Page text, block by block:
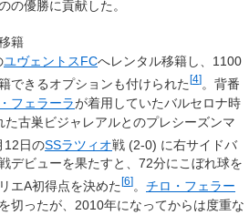
の優勝に貢献した。
籍
ユヴェントスFCへレンタル移籍し、1100
できるオプションも付けられた[4]。背番
フェラーラが着用していたバルセロナ時
古巣ビジャレアルとのプレシーズンマ
12日のSSラツィオ戦 (2-0) に右サイドバ
デビューを果たすと、72分にこぼれ球を
エA初得点を決めた [6] 。 チロ・フェラー
切ったが、2010年になってからは度重な